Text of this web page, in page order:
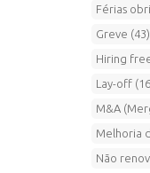
Férias
Greve (43)
Hiring
Lay-off
M&A
Melhoria
Não